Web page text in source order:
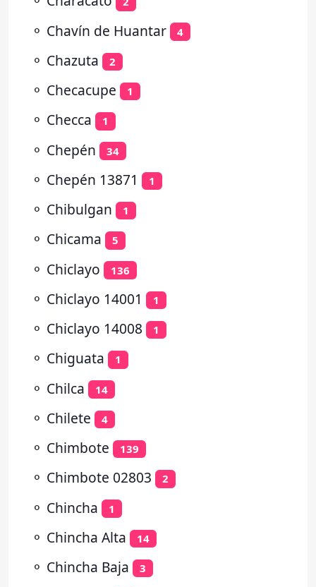
⚬ Chavín de Huantar 4
⚬ Chazuta 2
⚬ Checacupe 1
⚬ Checca 1
⚬ Chepén 34
⚬ Chepén 13871 1
⚬ Chibulgan 1
⚬ Chicama 5
⚬ Chiclayo 136
⚬ Chiclayo 14001 1
⚬ Chiclayo 14008 1
⚬ Chiguata 1
⚬ Chilca 14
⚬ Chilete 4
⚬ Chimbote 139
⚬ Chimbote 02803 2
⚬ Chincha 1
⚬ Chincha Alta 14
⚬ Chincha Baja 3